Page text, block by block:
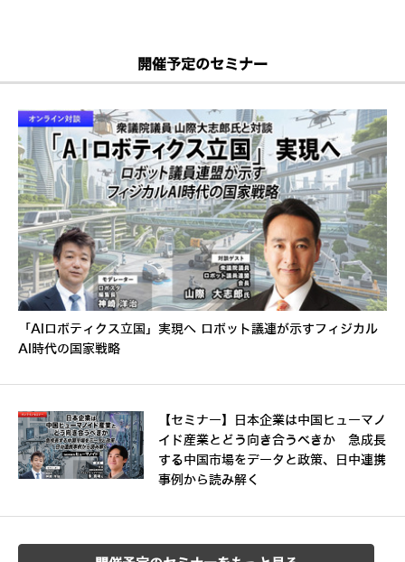
開催予定のセミナー
「AIロボティクス立国」実現へ ロボット議連が示すフィジカル
AI時代の国家戦略
【セミナー】日本企業は中国ヒューマノ
イド産業とどう向き合うべきか 急成長
する中国市場をデータと政策、日中連携
事例から読み解く